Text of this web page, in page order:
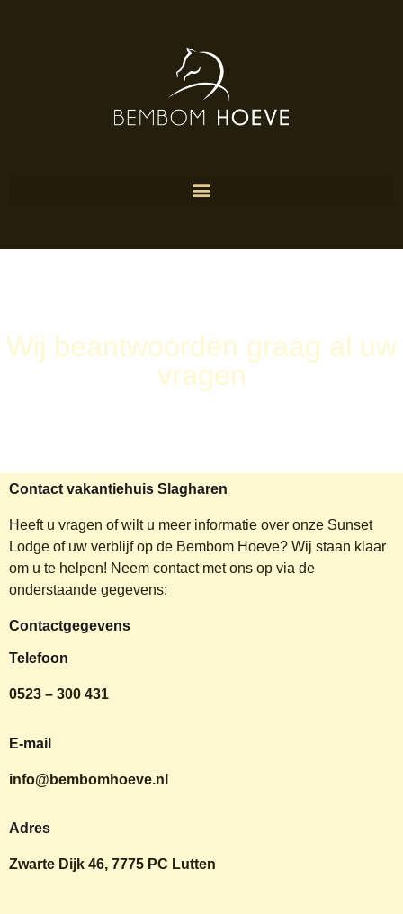
Wij beantwoorden graag al uw
vragen
Contact vakantiehuis Slagharen
Heeft u vragen of wilt u meer informatie over onze Sunset
Lodge of uw verblijf op de Bembom Hoeve? Wij staan klaar
om u te helpen! Neem contact met ons op via de
onderstaande gegevens:
Contactgegevens
Telefoon
0523 – 300 431
E-mail
info@bembomhoeve.nl
Adres
Zwarte Dijk 46, 7775 PC Lutten